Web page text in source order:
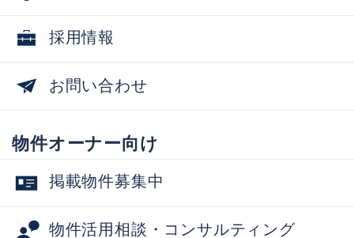
採用情報
お問い合わせ
物件オーナー向け
掲載物件募集中
物件活用相談・コンサルティング